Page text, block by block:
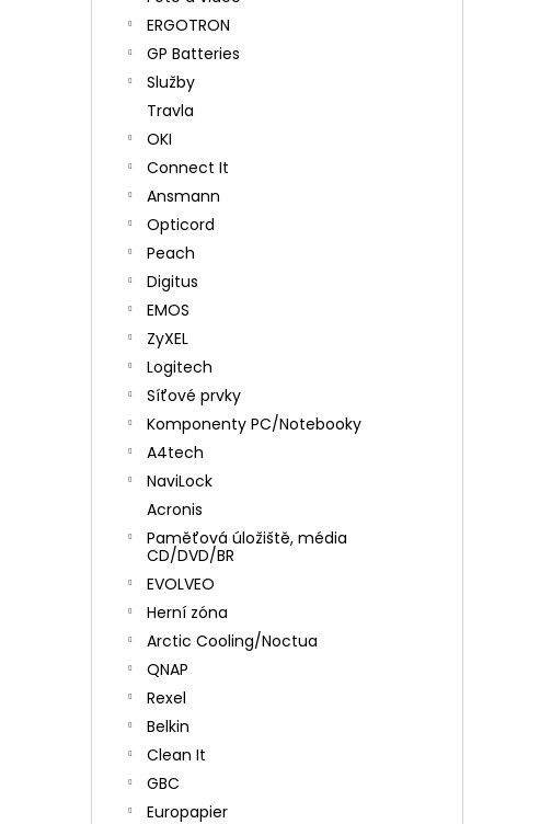
ERGOTRON
GP Batteries
Služby
Travla
OKI
Connect It
Ansmann
Opticord
Peach
Digitus
EMOS
ZyXEL
Logitech
Síťové prvky
Komponenty PC/Notebooky
A4tech
NaviLock
Acronis
Paměťová úložiště, média
CD/DVD/BR
EVOLVEO
Herní zóna
Arctic Cooling/Noctua
QNAP
Rexel
Belkin
Clean It
GBC
Europapier